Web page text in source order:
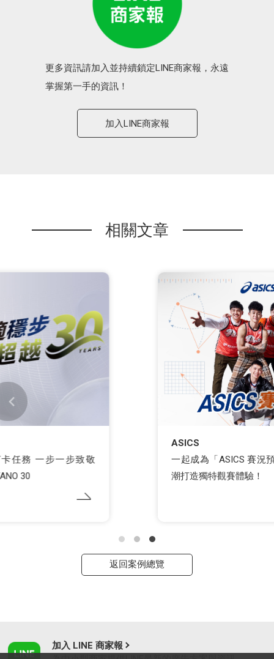
更多資訊請加入並持續鎖定LINE商家報，永遠
掌握第一手的資訊！
加入LINE商家報
相關文章
一起成為「ASICS 賽況預測猿」！ 用籃球賽事熱
返回案例總覽
加入 LINE 商家報